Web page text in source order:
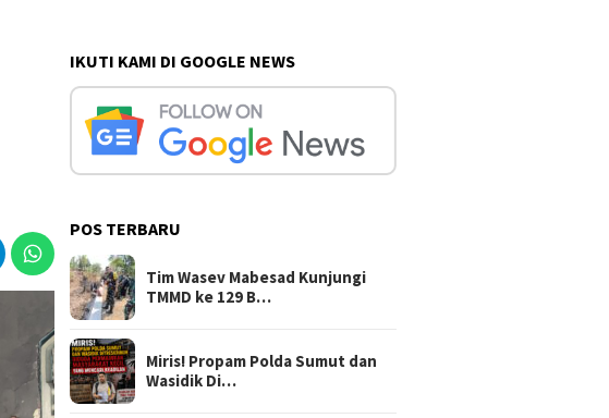
IKUTI KAMI DI GOOGLE NEWS
POS TERBARU
Tim Wasev Mabesad Kunjungi
TMMD ke 129 B…
Miris! Propam Polda Sumut dan
Wasidik Di…